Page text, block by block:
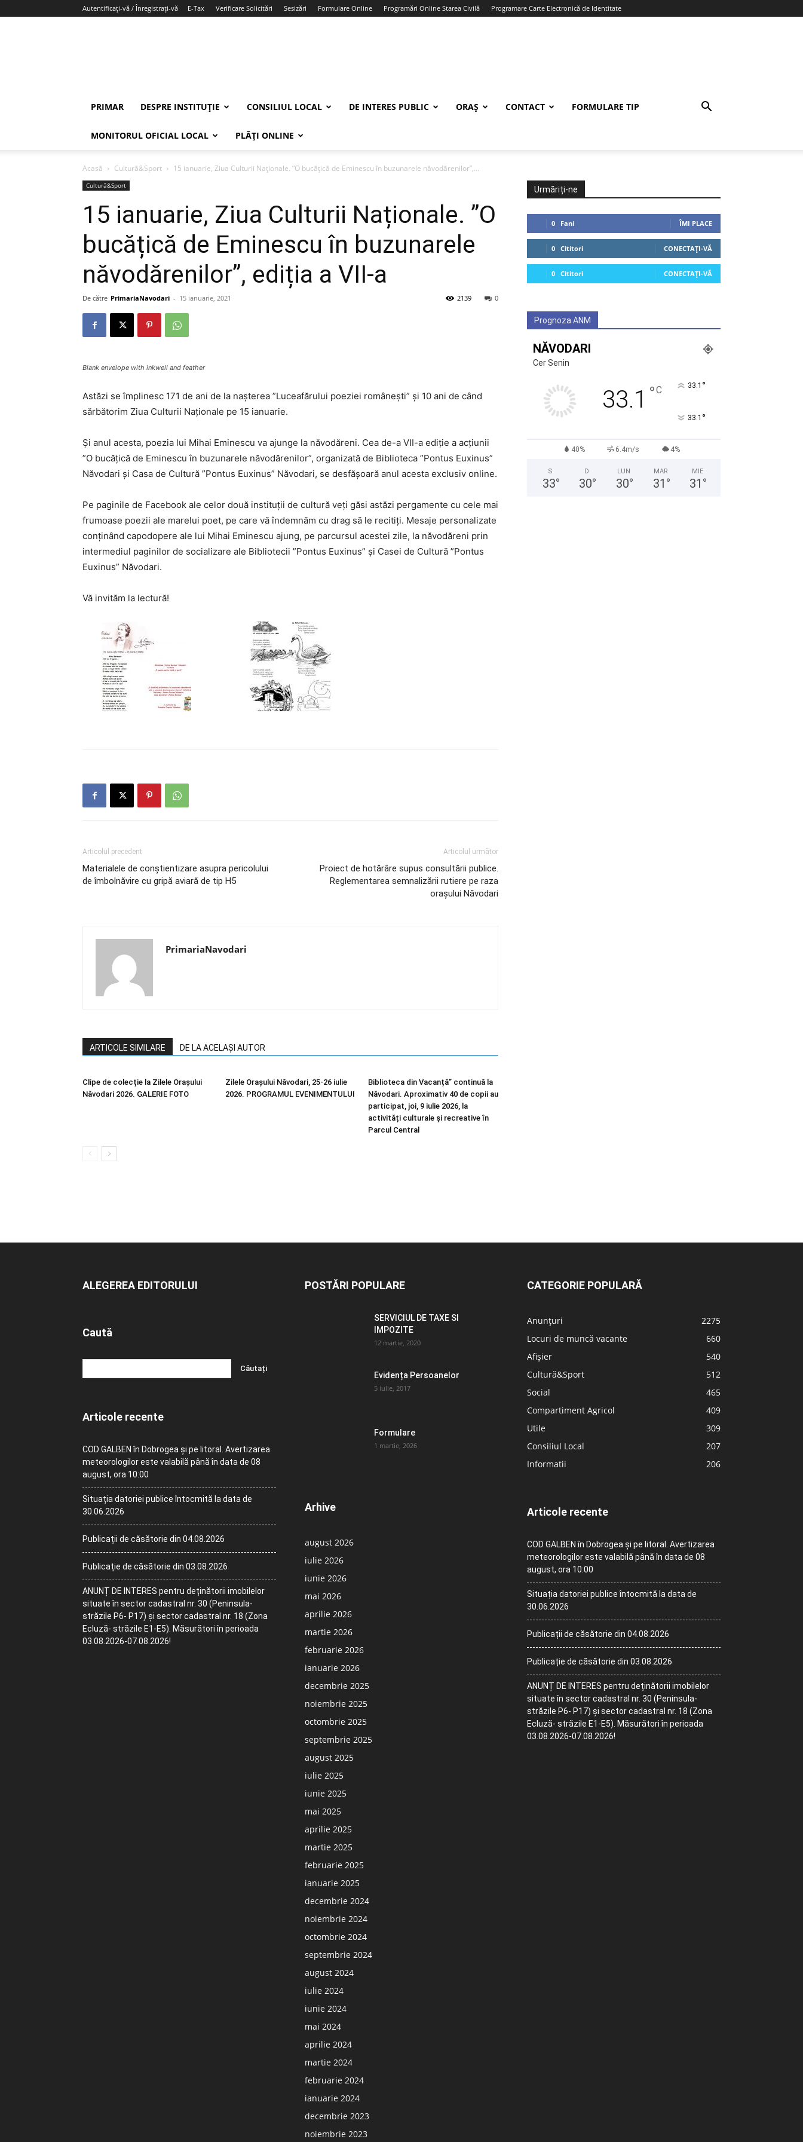
Autentificați-vă / Înregistrați-vă E-Tax Verificare Solicitări Sesizări Formulare Online Programări Online Starea Civilă Programare Carte Electronică de Identitate
PRIMAR DESPRE INSTITUȚIE CONSILIUL LOCAL DE INTERES PUBLIC ORAȘ CONTACT FORMULARE TIP
MONITORUL OFICIAL LOCAL PLĂȚI ONLINE
Acasă Cultură&Sport 15 ianuarie, Ziua Culturii Naționale. ”O bucățică de Eminescu în buzunarele năvodărenilor”,...
Cultură&Sport
15 ianuarie, Ziua Culturii Naționale. ”O
bucățică de Eminescu în buzunarele
năvodărenilor”, ediția a VII-a
De către PrimariaNavodari - 15 ianuarie, 2021 0
2139
Blank envelope with inkwell and feather
Astăzi se împlinesc 171 de ani de la nașterea ”Luceafărului poeziei românești” și 10 ani de când
sărbătorim Ziua Culturii Naționale pe 15 ianuarie.
Și anul acesta, poezia lui Mihai Eminescu va ajunge la năvodăreni. Cea de-a VII-a ediție a acțiunii
”O bucățică de Eminescu în buzunarele năvodărenilor”, organizată de Biblioteca ”Pontus Euxinus”
Năvodari și Casa de Cultură ”Pontus Euxinus” Năvodari, se desfășoară anul acesta exclusiv online.
Pe paginile de Facebook ale celor două instituții de cultură veți găsi astăzi pergamente cu cele mai
frumoase poezii ale marelui poet, pe care vă îndemnăm cu drag să le recitiți. Mesaje personalizate
conținând capodopere ale lui Mihai Eminescu ajung, pe parcursul acestei zile, la năvodăreni prin
intermediul paginilor de socializare ale Bibliotecii ”Pontus Euxinus” și Casei de Cultură ”Pontus
Euxinus” Năvodari.
Vă invităm la lectură!
Articolul precedent
Materialele de conștientizare asupra pericolului
de îmbolnăvire cu gripă aviară de tip H5
Articolul următor
Proiect de hotărâre supus consultării publice.
Reglementarea semnalizării rutiere pe raza
orașului Năvodari
PrimariaNavodari
ARTICOLE SIMILARE DE LA ACELAȘI AUTOR
Clipe de colecție la Zilele Orașului
Năvodari 2026. GALERIE FOTO
Zilele Orașului Năvodari, 25-26 iulie
2026. PROGRAMUL EVENIMENTULUI
Biblioteca din Vacanță” continuă la
Năvodari. Aproximativ 40 de copii au
participat, joi, 9 iulie 2026, la
activități culturale și recreative în
Parcul Central
Urmăriți-ne
0 Fani ÎMI PLACE
0 Cititori CONECTAȚI-VĂ
0 Cititori CONECTAȚI-VĂ
Prognoza ANM
NĂVODARI
Cer Senin
33.1 °C 33.1 °
33.1 °
40% 6.4m/s 4%
S
33°
D
30°
LUN
30°
MAR
31 °
MIE
31 °
ALEGEREA EDITORULUI
Caută
Articole recente
COD GALBEN în Dobrogea și pe litoral. Avertizarea
meteorologilor este valabilă până în data de 08
august, ora 10:00
Situația datoriei publice întocmită la data de
30.06.2026
Publicații de căsătorie din 04.08.2026
Publicație de căsătorie din 03.08.2026
ANUNȚ DE INTERES pentru deținătorii imobilelor
situate în sector cadastral nr. 30 (Peninsula-
străzile P6- P17) și sector cadastral nr. 18 (Zona
Ecluză- străzile E1-E5). Măsurători în perioada
03.08.2026-07.08.2026!
POSTĂRI POPULARE
SERVICIUL DE TAXE SI
IMPOZITE
12 martie, 2020
Evidența Persoanelor
5 iulie, 2017
Formulare
1 martie, 2026
Arhive
august 2026
iulie 2026
iunie 2026
mai 2026
aprilie 2026
martie 2026
februarie 2026
ianuarie 2026
decembrie 2025
noiembrie 2025
octombrie 2025
septembrie 2025
august 2025
iulie 2025
iunie 2025
mai 2025
aprilie 2025
martie 2025
februarie 2025
ianuarie 2025
decembrie 2024
noiembrie 2024
octombrie 2024
septembrie 2024
august 2024
iulie 2024
iunie 2024
mai 2024
aprilie 2024
martie 2024
februarie 2024
ianuarie 2024
decembrie 2023
noiembrie 2023
CATEGORIE POPULARĂ
Anunțuri
2275
Locuri de muncă vacante
660
Afișier
540
Cultură&Sport
512
Social
465
Compartiment Agricol
409
Utile
309
Consiliul Local
207
Informatii
206
Articole recente
COD GALBEN în Dobrogea și pe litoral. Avertizarea
meteorologilor este valabilă până în data de 08
august, ora 10:00
Situația datoriei publice întocmită la data de
30.06.2026
Publicații de căsătorie din 04.08.2026
Publicație de căsătorie din 03.08.2026
ANUNȚ DE INTERES pentru deținătorii imobilelor
situate în sector cadastral nr. 30 (Peninsula-
străzile P6- P17) și sector cadastral nr. 18 (Zona
Ecluză- străzile E1-E5). Măsurători în perioada
03.08.2026-07.08.2026!